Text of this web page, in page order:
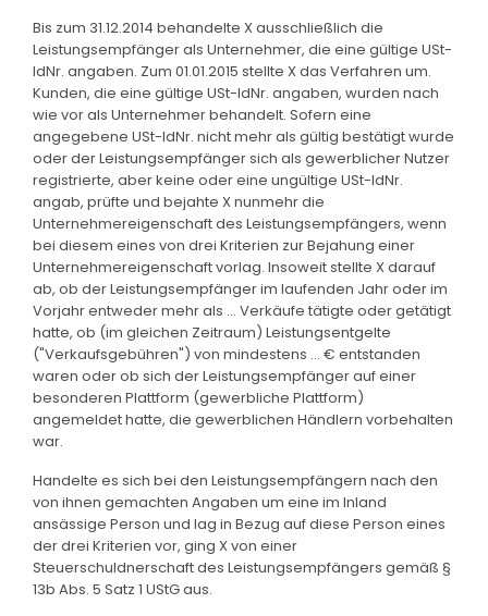
Bis zum 31.12.2014 behandelte X ausschließlich die
Leistungsempfänger als Unternehmer, die eine gültige USt-
IdNr. angaben. Zum 01.01.2015 stellte X das Verfahren um.
Kunden, die eine gültige USt-IdNr. angaben, wurden nach
wie vor als Unternehmer behandelt. Sofern eine
angegebene USt-IdNr. nicht mehr als gültig bestätigt wurde
oder der Leistungsempfänger sich als gewerblicher Nutzer
registrierte, aber keine oder eine ungültige USt-IdNr.
angab, prüfte und bejahte X nunmehr die
Unternehmereigenschaft des Leistungsempfängers, wenn
bei diesem eines von drei Kriterien zur Bejahung einer
Unternehmereigenschaft vorlag. Insoweit stellte X darauf
ab, ob der Leistungsempfänger im laufenden Jahr oder im
Vorjahr entweder mehr als ... Verkäufe tätigte oder getätigt
hatte, ob (im gleichen Zeitraum) Leistungsentgelte
("Verkaufsgebühren") von mindestens ... € entstanden
waren oder ob sich der Leistungsempfänger auf einer
besonderen Plattform (gewerbliche Plattform)
angemeldet hatte, die gewerblichen Händlern vorbehalten
war.
Handelte es sich bei den Leistungsempfängern nach den
von ihnen gemachten Angaben um eine im Inland
ansässige Person und lag in Bezug auf diese Person eines
der drei Kriterien vor, ging X von einer
Steuerschuldnerschaft des Leistungsempfängers gemäß §
13b Abs. 5 Satz 1 UStG aus.